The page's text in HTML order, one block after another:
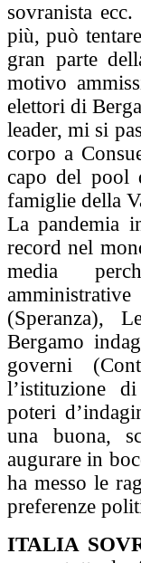
sovranista
più, può
gran parte
motivo
elettori di
leader, mi si
corpo a
capo del pool
famiglie della
La pandemia
record nel
media
(Speranza),
Bergamo
governi
l’istituzione
poteri
una buona,
augurare in
ha messo le
preferenze
ITALIA